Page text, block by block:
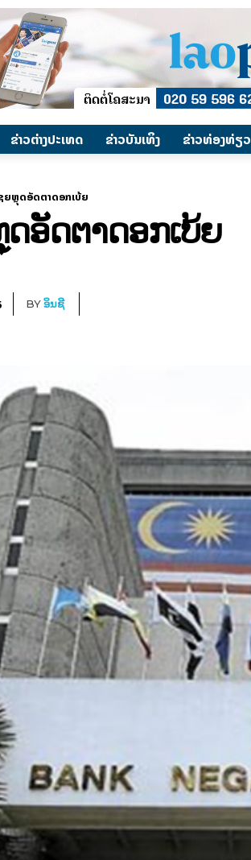
ຂ່າວຕ່າງປະເທດ ​ຂ່າວບັນເທິງ ​ຂ່າວທ່ອງທ່ຽວ
ຊຍ​ຫຼຸດ​ອັດຕາ​ດອກ​ເບ້ຍ​
ອັດຕາ​ດອກ​ເບ້ຍ​
BYອິນຊີ